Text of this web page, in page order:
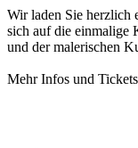
Wir laden Sie herzlich
sich auf die einmalige
und der malerischen
Mehr Infos und Tickets